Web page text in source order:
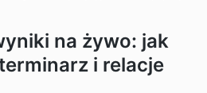
na żywo: jak
i relacje